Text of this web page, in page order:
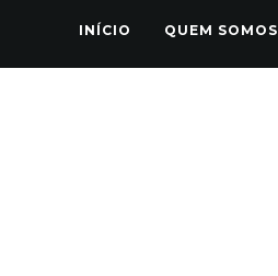
INÍCIO QUEM SOMOS